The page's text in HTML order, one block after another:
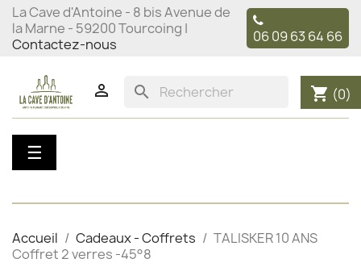
La Cave d'Antoine - 8 bis Avenue de
la Marne - 59200 Tourcoing |
Contactez-nous
06 09 63 64 66
 search shopping_cart (0)
Basculer
la
☰
Accueil Cadeaux - Coffrets
TALISKER 10 ANS
Coffret 2 verres -45°8